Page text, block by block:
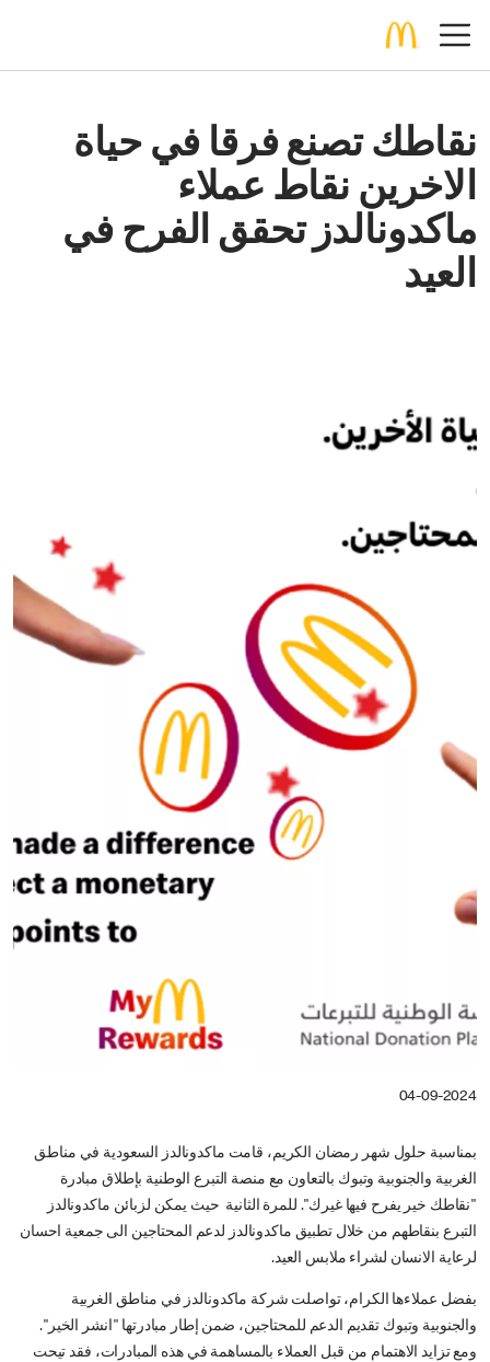
نقاطك تصنع فرقا في حياة
الاخرين نقاط عملاء
ماكدونالدز تحقق الفرح في
العيد
04-09-2024
بمناسبة حلول شهر رمضان الكريم، قامت ماكدونالدز السعودية في مناطق
الغربية والجنوبية وتبوك بالتعاون مع منصة التبرع الوطنية بإطلاق مبادرة
"نقاطك خير يفرح فيها غيرك". للمرة الثانية حيث يمكن لزبائن ماكدونالدز
التبرع بنقاطهم من خلال تطبيق ماكدونالدز لدعم المحتاجين الى جمعية احسان
لرعاية الانسان لشراء ملابس العيد.
بفضل عملاءها الكرام، تواصلت شركة ماكدونالدز في مناطق الغربية
والجنوبية وتبوك تقديم الدعم للمحتاجين، ضمن إطار مبادرتها "انشر الخير".
ومع تزايد الاهتمام من قبل العملاء بالمساهمة في هذه المبادرات، فقد تيحت